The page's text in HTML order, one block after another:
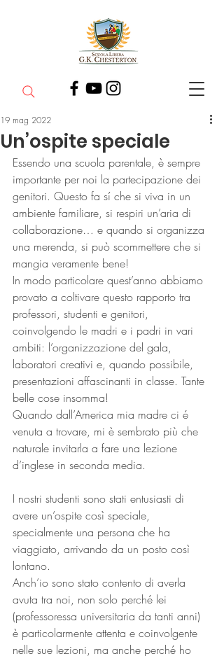
Un’ospite speciale
19 mag 2022
Essendo una scuola parentale, è sempre
importante per noi la partecipazione dei
genitori. Questo fa sí che si viva in un
ambiente familiare, si respiri un’aria di
collaborazione… e quando si organizza
una merenda, si può scommettere che si
mangia veramente bene!
In modo particolare quest’anno abbiamo
provato a coltivare questo rapporto tra
professori, studenti e genitori,
coinvolgendo le madri e i padri in vari
ambiti: l’organizzazione del gala,
laboratori creativi e, quando possibile,
presentazioni affascinanti in classe. Tante
belle cose insomma!
Quando dall’America mia madre ci é
venuta a trovare, mi è sembrato più che
naturale invitarla a fare una lezione
d’inglese in seconda media.
I nostri studenti sono stati entusiasti di
avere un’ospite così speciale,
specialmente una persona che ha
viaggiato, arrivando da un posto così
lontano.
Anch’io sono stato contento di averla
avuta tra noi, non solo perché lei
(professoressa universitaria da tanti anni)
è particolarmente attenta e coinvolgente
nelle sue lezioni, ma anche perché ho